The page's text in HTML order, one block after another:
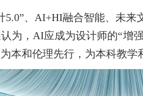
5.0”、AI+HI融合智能、未
为，AI应成为设计师的“增
本和伦理先行，为本科教学